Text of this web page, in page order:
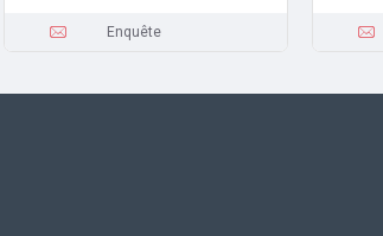
Enquête